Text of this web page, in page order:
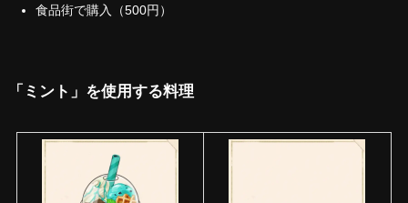
食品街で購入（500円）
「ミント」を使用する料理